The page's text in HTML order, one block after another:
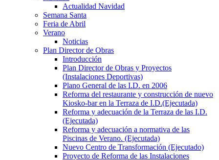
Actualidad Navidad
Semana Santa
Feria de Abril
Verano
Noticias
Plan Director de Obras
Introducción
Plan Director de Obras y Proyectos
(Instalaciones Deportivas)
Plano General de las I.D. en 2006
Reforma del restaurante y construcción de nuevo
Kiosko-bar en la Terraza de I.D.(Ejecutada)
Reforma y adecuación de la Terraza de las I.D.
(Ejecutada)
Reforma y adecuación a normativa de las
Piscinas de Verano. (Ejecutada)
Nuevo Centro de Transformación (Ejecutado)
Proyecto de Reforma de las Instalaciones